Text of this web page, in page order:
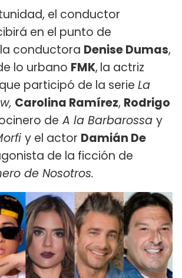
el conductor
en el punto de
conductora Denise Dumas,
lo urbano FMK, la actriz
participó de la serie La
Carolina Ramírez, Rodrigo
de A la Barbarossa y
y el actor Damián De
de la ficción de
de Nosotros.